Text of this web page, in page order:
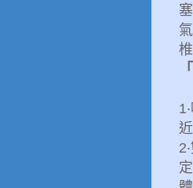
1‧
2‧